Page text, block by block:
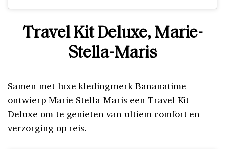
Travel Kit Deluxe, Marie-
Stella-Maris
Samen met luxe kledingmerk Bananatime
ontwierp Marie-Stella-Maris een Travel Kit
Deluxe om te genieten van ultiem comfort en
verzorging op reis.